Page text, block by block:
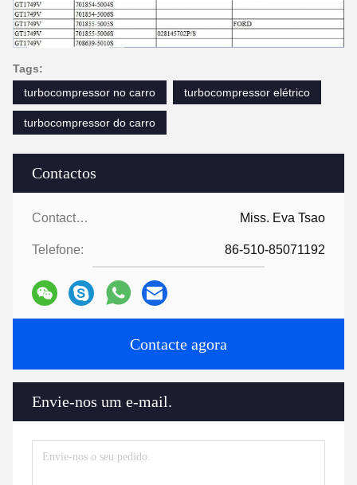
Contactos
Contactos: Miss. Eva Tsao
Telefone: 86-510-85071192
Contacte agora
Envie-nos um e-mail.
Tags:
turbocompressor no carro
turbocompressor elétrico
turbocompressor do carro